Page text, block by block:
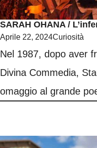
SARAH OHANA /
Aprile 22, 2024Curiosità
Nel 1987, dopo aver
Divina Commedia,
omaggio al grande